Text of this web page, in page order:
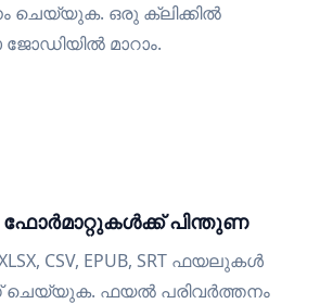
ചെയ്യുക. ഒരു ക്ലിക്കിൽ
മാറാം.
പിന്തുണ
XLSX, CSV, EPUB, SRT ഫയലുകൾ
ചെയ്യുക. ഫയൽ പരിവർത്തനം